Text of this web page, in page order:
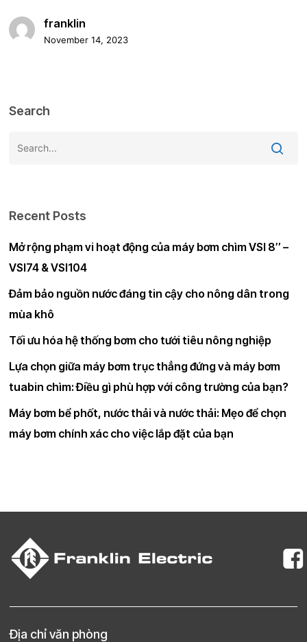
bơm
cho
uống
được
franklin
November 14, 2023
Search
Recent Posts
Mở rộng phạm vi hoạt động của máy bơm chìm VSI 8″ –
VSI74 & VSI104
Đảm bảo nguồn nước đáng tin cậy cho nông dân trong
mùa khô
Tối ưu hóa hệ thống bơm cho tưới tiêu nông nghiệp
Lựa chọn giữa máy bơm trục thẳng đứng và máy bơm
tuabin chìm: Điều gì phù hợp với công trường của bạn?
Máy bơm bể phốt, nước thải và nước thải: Mẹo để chọn
máy bơm chính xác cho việc lắp đặt của bạn
Địa chỉ văn phòng